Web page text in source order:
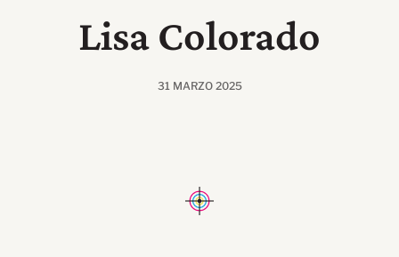
Lisa Colorado
31 MARZO 2025